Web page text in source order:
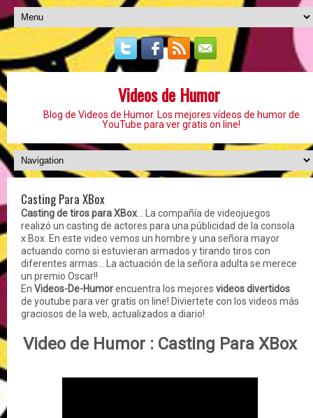
Videos de Humor
Blog de Videos de Humor. Los mejores vídeos de humor de
YouTube para ver gratis on line!
Casting Para XBox
Casting de tiros para XBox ... La compañía de videojuegos
realizó un casting de actores para una públicidad de la consola
x Box. En este video vemos un hombre y una señora mayor
actuando como si estuvieran armados y tirando tiros con
diferentes armas... La actuación de la señora adulta se merece
un premio Oscar!!
En Videos-De-Humorencuentra los mejores videos divertidos
de youtube para ver gratis on line! Diviertete con los videos más
graciosos de la web, actualizados a diario!
Video de Humor : Casting Para XBox